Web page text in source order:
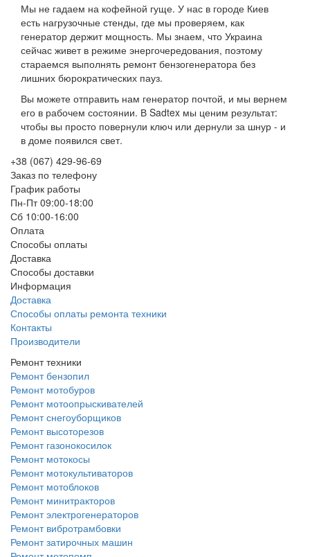
Мы не гадаем на кофейной гуще. У нас в городе Киев
есть нагрузочные стенды, где мы проверяем, как
генератор держит мощность. Мы знаем, что Украина
сейчас живет в режиме энергочередования, поэтому
стараемся выполнять ремонт бензогенератора без
лишних бюрократических пауз.
Вы можете отправить нам генератор почтой, и мы вернем
его в рабочем состоянии. В Sadtex мы ценим результат:
чтобы вы просто повернули ключ или дернули за шнур - и
в доме появился свет.
+38 (067) 429-96-69
Заказ по телефону
График работы
Пн-Пт 09:00-18:00
Сб 10:00-16:00
Оплата
Способы оплаты
Доставка
Способы доставки
Информация
Доставка
Способы оплаты ремонта техники
Контакты
Производители
Ремонт техники
Ремонт бензопил
Ремонт мотобуров
Ремонт мотоопрыскивателей
Ремонт снегоуборщиков
Ремонт высоторезов
Ремонт газонокосилок
Ремонт мотокосы
Ремонт мотокультиваторов
Ремонт мотоблоков
Ремонт минитракторов
Ремонт электрогенераторов
Ремонт вибротрамбовки
Ремонт затирочных машин